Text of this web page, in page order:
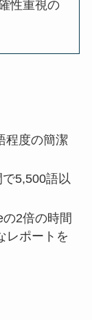
性重視の
程度の簡潔
5,500語以
の2倍の時間
レポートを